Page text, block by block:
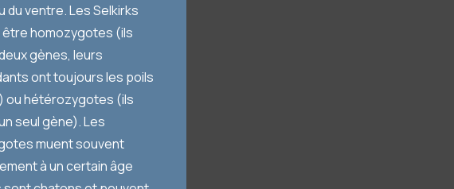
du ventre. Les Selkirks
homozygotes (ils
gènes, leurs
ont toujours les poils
ou hétérozygotes (ils
seul gène). Les
muent souvent
à un certain âge